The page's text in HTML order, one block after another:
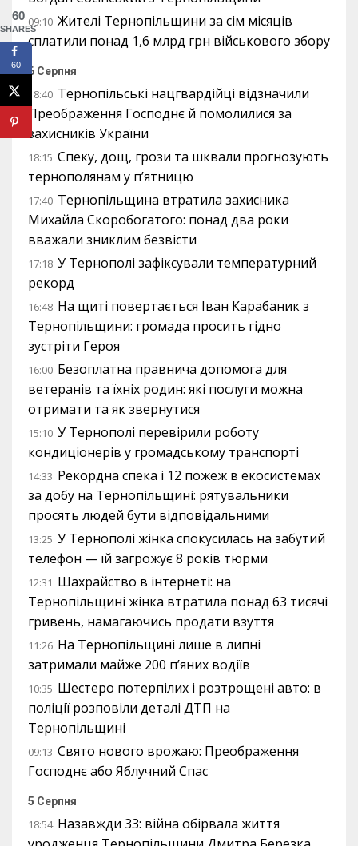
09:10 Жителі Тернопільщини за сім місяців
сплатили понад 1,6 млрд грн військового збору
6 Серпня
18:40 Тернопільські нацгвардійці відзначили
Преображення Господнє й помолилися за
захисників України
18:15 Спеку, дощ, грози та шквали прогнозують
тернополянам у п’ятницю
17:40 Тернопільщина втратила захисника
Михайла Скоробогатого: понад два роки
вважали зниклим безвісти
17:18 У Тернополі зафіксували температурний
рекорд
16:48 На щиті повертається Іван Карабаник з
Тернопільщини: громада просить гідно
зустріти Героя
16:00 Безоплатна правнича допомога для
ветеранів та їхніх родин: які послуги можна
отримати та як звернутися
15:10 У Тернополі перевірили роботу
кондиціонерів у громадському транспорті
14:33 Рекордна спека і 12 пожеж в екосистемах
за добу на Тернопільщині: рятувальники
просять людей бути відповідальними
13:25 У Тернополі жінка спокусилась на забутий
телефон — їй загрожує 8 років тюрми
12:31 Шахрайство в інтернеті: на
Тернопільщині жінка втратила понад 63 тисячі
гривень, намагаючись продати взуття
11:26 На Тернопільщині лише в липні
затримали майже 200 п’яних водіїв
10:35 Шестеро потерпілих і розтрощені авто: в
поліції розповіли деталі ДТП на
Тернопільщині
09:13 Свято нового врожаю: Преображення
Господнє або Яблучний Спас
5 Серпня
18:54 Назавжди 33: війна обірвала життя
60
SHARES
60